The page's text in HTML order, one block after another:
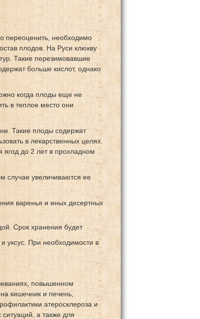
переоценить, необходимо
плодов. На Руси клюкву
Такие перезимовавшие
больше кислот, однако
когда плоды еще не
в теплое место они
Такие плоды содержат
в лекарственных целях.
ягод до 2 лет в прохладном
случае увеличиваются ее
варенья и иных десертных
Срок хранения будет
уксус. При необходимости в
повышенном
кишечник и печень,
атеросклероза и
а также для